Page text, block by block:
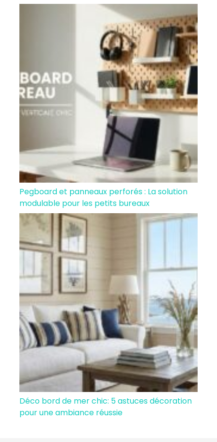
Pegboard et panneaux perforés : La solution
modulable pour les petits bureaux
Déco bord de mer chic: 5 astuces décoration
pour une ambiance réussie